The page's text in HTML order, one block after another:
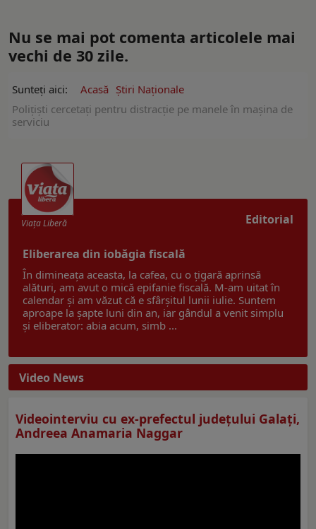
Nu se mai pot comenta articolele mai
vechi de 30 zile.
Sunteți aici: Acasă Ştiri Naţionale
Polițiști cercetați pentru distracţie pe manele în maşina de
serviciu
Editorial
Viaţa Liberă
Eliberarea din iobăgia fiscală
În dimineața aceasta, la cafea, cu o țigară aprinsă
alături, am avut o mică epifanie fiscală. M-am uitat în
calendar și am văzut că e sfârșitul lunii iulie. Suntem
aproape la șapte luni din an, iar gândul a venit simplu
și eliberator: abia acum, simb ...
Video News
Videointerviu cu ex-prefectul judeţului Galaţi,
Andreea Anamaria Naggar